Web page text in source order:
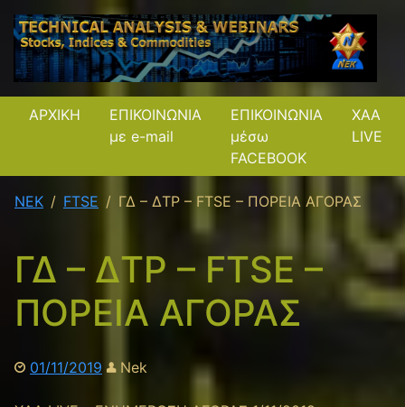
ΑΡΧΙΚΗ
ΕΠΙΚΟΙΝΩΝΙΑ
με e-mail
ΕΠΙΚΟΙΝΩΝΙΑ
μέσω
FACEBOOK
XAA
LIVE
NEK FTSE ΓΔ – ΔΤΡ – FTSE – ΠΟΡΕΙΑ ΑΓΟΡΑΣ
ΓΔ – ΔΤΡ – FTSE –
ΠΟΡΕΙΑ ΑΓΟΡΑΣ
01/11/2019 Nek